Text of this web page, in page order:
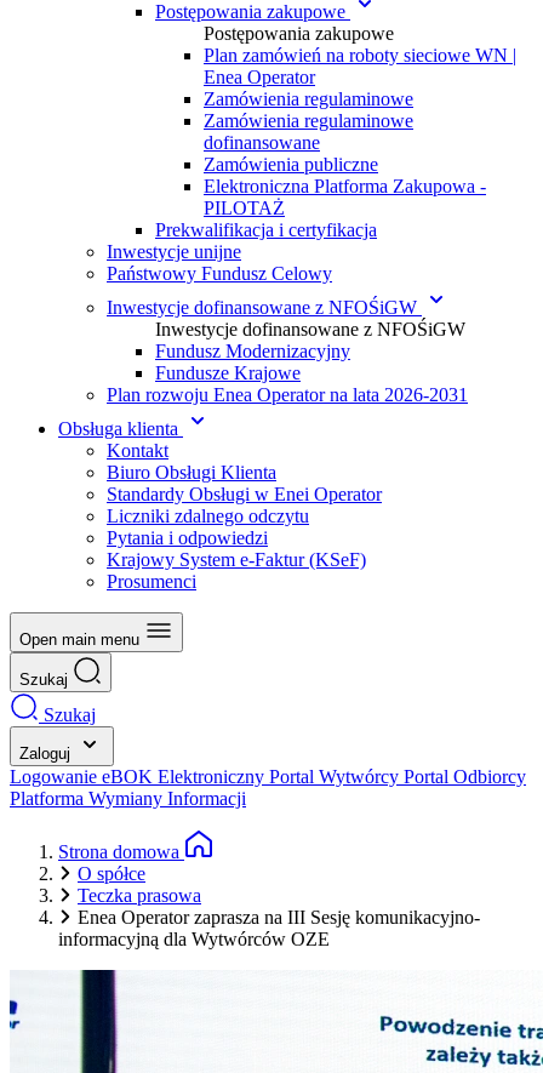
Postępowania zakupowe
Postępowania zakupowe
Plan zamówień na roboty sieciowe WN |
Enea Operator
Zamówienia regulaminowe
Zamówienia regulaminowe
dofinansowane
Zamówienia publiczne
Elektroniczna Platforma Zakupowa -
PILOTAŻ
Prekwalifikacja i certyfikacja
Inwestycje unijne
Państwowy Fundusz Celowy
Inwestycje dofinansowane z NFOŚiGW
Inwestycje dofinansowane z NFOŚiGW
Fundusz Modernizacyjny
Fundusze Krajowe
Plan rozwoju Enea Operator na lata 2026-2031
Obsługa klienta
Kontakt
Biuro Obsługi Klienta
Standardy Obsługi w Enei Operator
Liczniki zdalnego odczytu
Pytania i odpowiedzi
Krajowy System e-Faktur (KSeF)
Prosumenci
Open main menu
Szukaj
Szukaj
Zaloguj
Logowanie eBOK Elektroniczny Portal Wytwórcy Portal Odbiorcy
Platforma Wymiany Informacji
Strona domowa
O spółce
Teczka prasowa
Enea Operator zaprasza na III Sesję komunikacyjno-
informacyjną dla Wytwórców OZE